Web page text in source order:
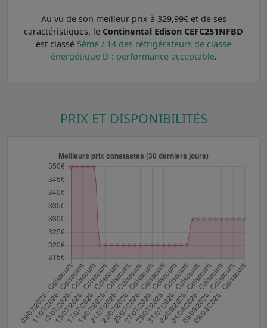
Au vu de son meilleur prix à 329,99€ et de ses
caractéristiques, le Continental Edison CEFC251NFBD
est classé 5ème / 14 des réfrigérateurs de classe
énergétique D : performance acceptable.
PRIX ET DISPONIBILITÉS